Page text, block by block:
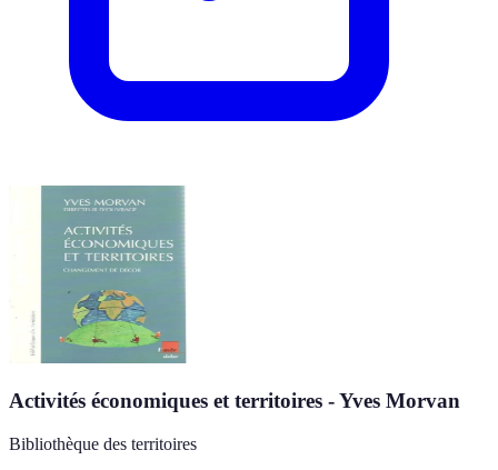
Activités économiques et territoires - Yves Morvan
Bibliothèque des territoires